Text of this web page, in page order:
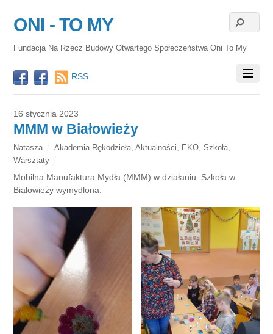
ONI - TO MY
Fundacja Na Rzecz Budowy Otwartego Społeczeństwa Oni To My
RSS
16 stycznia 2023
MMM w Białowieży
Natasza Akademia Rękodzieła Aktualności EKO Szkoła
Warsztaty
Mobilna Manufaktura Mydła (MMM) w działaniu. Szkoła w
Białowieży wymydlona.